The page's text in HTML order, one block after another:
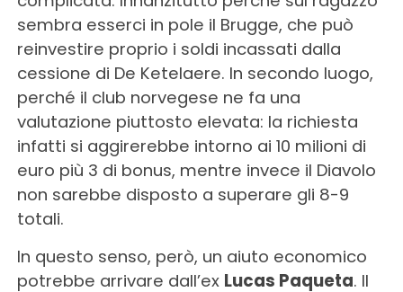
sembra esserci in pole il Brugge, che può
reinvestire proprio i soldi incassati dalla
cessione di De Ketelaere. In secondo luogo,
perché il club norvegese ne fa una
valutazione piuttosto elevata: la richiesta
infatti si aggirerebbe intorno ai 10 milioni di
euro più 3 di bonus, mentre invece il Diavolo
non sarebbe disposto a superare gli 8-9
totali.
In questo senso, però, un aiuto economico
potrebbe arrivare dall’ex Lucas Paqueta. Il